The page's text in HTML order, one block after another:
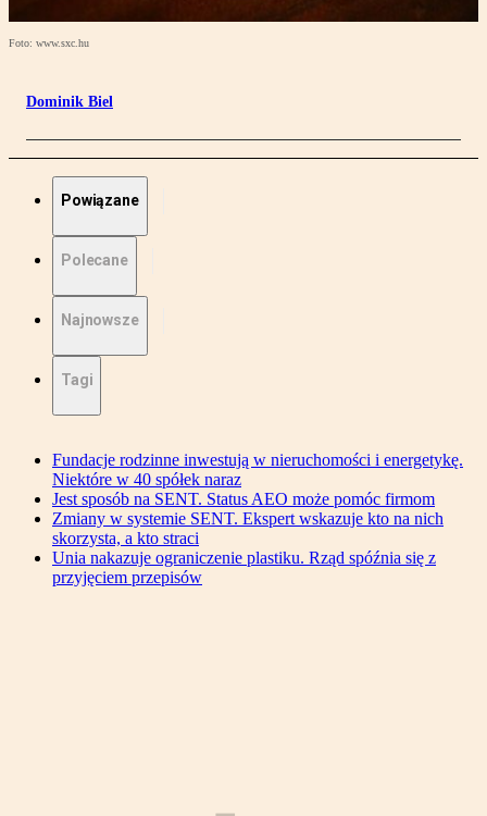
Foto: www.sxc.hu
Dominik Biel
Powiązane
Polecane
Najnowsze
Tagi
Fundacje rodzinne inwestują w nieruchomości i energetykę.
Niektóre w 40 spółek naraz
Jest sposób na SENT. Status AEO może pomóc firmom
Zmiany w systemie SENT. Ekspert wskazuje kto na nich
skorzysta, a kto straci
Unia nakazuje ograniczenie plastiku. Rząd spóźnia się z
przyjęciem przepisów